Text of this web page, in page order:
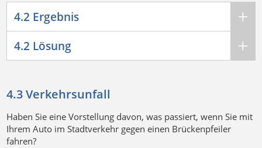
4.2 Ergebnis
4.2 Lösung
4.3 Verkehrsunfall
Haben Sie eine Vorstellung davon, was passiert, wenn Sie mit
Ihrem Auto im Stadtverkehr gegen einen Brückenpfeiler
fahren?